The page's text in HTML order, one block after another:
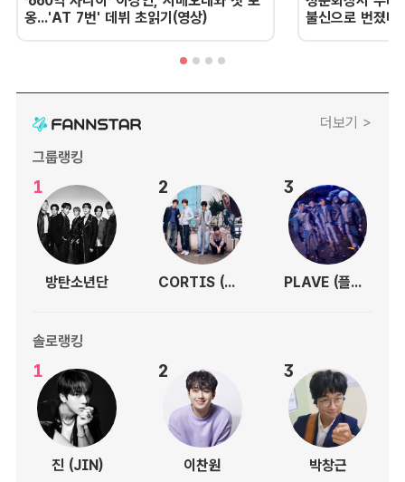
옹...'AT 7번' 데뷔 초읽기(영상)
불신으로 번졌
더보기 >
그룹랭킹
1
방탄소년단
2
CORTIS (코르티스)
3
PLAVE (플레이브)
솔로랭킹
1
진 (JIN)
2
이찬원
3
박창근